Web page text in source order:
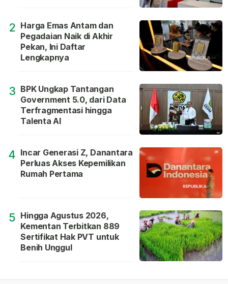
2 Harga Emas Antam dan
Pegadaian Naik di Akhir
Pekan, Ini Daftar
Lengkapnya
3 BPK Ungkap Tantangan
Government 5.0, dari Data
Terfragmentasi hingga
Talenta AI
4 Incar Generasi Z, Danantara
Perluas Akses Kepemilikan
Rumah Pertama
5 Hingga Agustus 2026,
Kementan Terbitkan 889
Sertifikat Hak PVT untuk
Benih Unggul